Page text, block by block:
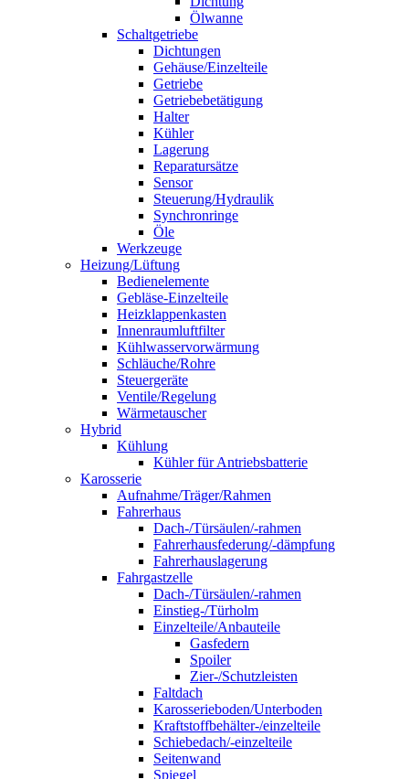
Ölwanne
Schaltgetriebe
Dichtungen
Gehäuse/Einzelteile
Getriebe
Getriebebetätigung
Halter
Kühler
Lagerung
Reparatursätze
Sensor
Steuerung/Hydraulik
Synchronringe
Öle
Werkzeuge
Heizung/Lüftung
Bedienelemente
Gebläse-Einzelteile
Heizklappenkasten
Innenraumluftfilter
Kühlwasservorwärmung
Schläuche/Rohre
Steuergeräte
Ventile/Regelung
Wärmetauscher
Hybrid
Kühlung
Kühler für Antriebsbatterie
Karosserie
Aufnahme/Träger/Rahmen
Fahrerhaus
Dach-/Türsäulen/-rahmen
Fahrerhausfederung/-dämpfung
Fahrerhauslagerung
Fahrgastzelle
Dach-/Türsäulen/-rahmen
Einstieg-/Türholm
Einzelteile/Anbauteile
Gasfedern
Spoiler
Zier-/Schutzleisten
Faltdach
Karosserieboden/Unterboden
Kraftstoffbehälter-/einzelteile
Schiebedach/-einzelteile
Seitenwand
Spiegel